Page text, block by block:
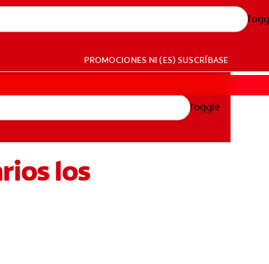
PROMOCIONES NI (ES) SUSCRÍBASE
Toggle
los